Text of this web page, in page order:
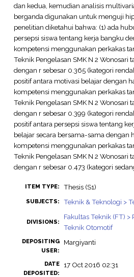
dan kedua, kemudian analisis
berganda digunakan untuk menguji
penelitian diketahui bahwa: (1) ada
persepsi siswa tentang kerja bangku
kompetensi menggunakan perkakas
Teknik Pengelasan SMK N 2 Wonosari
dengan r sebesar 0.365 (kategori
positif antara motivasi belajar dengan
kompetensi menggunakan perkakas
Teknik Pengelasan SMK N 2 Wonosari
dengan r sebesar 0.399 (kategori
positif antara persepsi siswa tentang
belajar secara bersama-sama dengan
kompetensi menggunakan perkakas
Teknik Pengelasan SMK N 2 Wonosari
dengan r sebesar 0.473 (kategori
ITEM TYPE: Thesis (S1)
SUBJECTS: Teknik & Teknologi >
DIVISIONS:
Fakultas Teknik (FT) >
Teknik Otomotif
DEPOSITING
USER:
Margiyanti
DATE
DEPOSITED:
17 Oct 2016 02:31